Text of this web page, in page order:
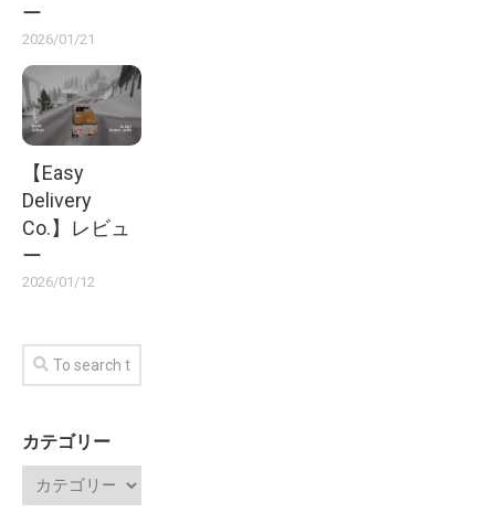
ー
2026/01/21
【Easy
Delivery
Co.】レビュ
ー
2026/01/12
カテゴリー